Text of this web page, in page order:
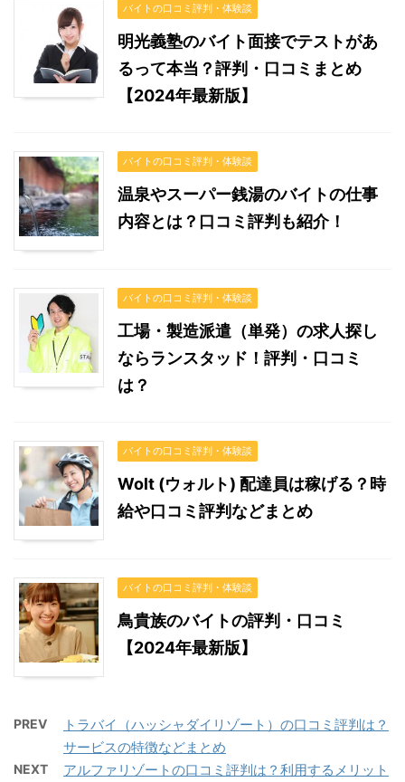
バイトの口コミ評判・体験談
明光義塾のバイト面接でテストがあ
るって本当？評判・口コミまとめ
【2024年最新版】
バイトの口コミ評判・体験談
温泉やスーパー銭湯のバイトの仕事
内容とは？口コミ評判も紹介！
バイトの口コミ評判・体験談
工場・製造派遣（単発）の求人探し
ならランスタッド！評判・口コミ
は？
バイトの口コミ評判・体験談
Wolt (ウォルト) 配達員は稼げる？時
給や口コミ評判などまとめ
バイトの口コミ評判・体験談
鳥貴族のバイトの評判・口コミ
【2024年最新版】
PREV
トラバイ（ハッシャダイリゾート）の口コミ評判は？
サービスの特徴などまとめ
NEXT
アルファリゾートの口コミ評判は？利用するメリット